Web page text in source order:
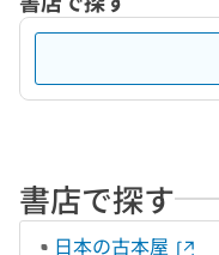
書店で探す
日本の古本屋